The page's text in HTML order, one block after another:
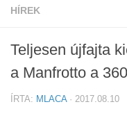
Hírek
Cikkek
HÍREK
Teljesen újfajta
a Manfrotto a
ÍRTA: MLACA· 2017.08.10